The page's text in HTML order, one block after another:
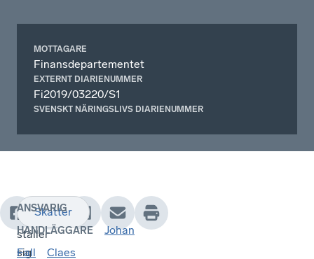
MOTTAGARE
Finansdepartementet
EXTERNT DIARIENUMMER
Fi2019/03220/S1
SVENSKT NÄRINGSLIVS DIARIENUMMER
NSD
ställer
sig
Skatter
ANSVARIG
HANDLÄGGARE
Johan
Fall
Claes